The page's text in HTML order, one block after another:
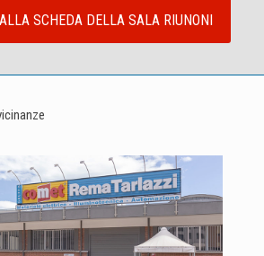
SCHEDA DELLA SALA RIUNONI